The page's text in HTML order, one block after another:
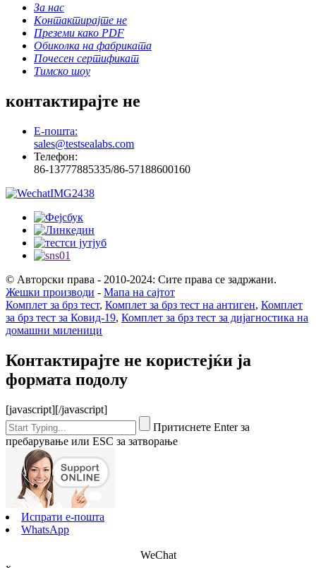
За нас
Контактирајте не
Преземи како PDF
Обиколка на фабриката
Почесен сертификат
Тимско шоу
контактирајте не
Е-пошта:
sales@testsealabs.com
Телефон:
86-13777885335/86-57188600160
© Авторски права - 2010-2024: Сите права се задржани.
Жешки производи - Мапа на сајтот
Комплет за брз тест, Комплет за брз тест на антиген, Комплет
за брз тест за Ковид-19, Комплет за брз тест за дијагностика на
домашни миленици
Контактирајте не користејќи ја
формата подолу
[javascript][/javascript]
Притиснете Enter за
пребарување или ESC за затворање
Испрати е-пошта
WhatsApp
WeChat